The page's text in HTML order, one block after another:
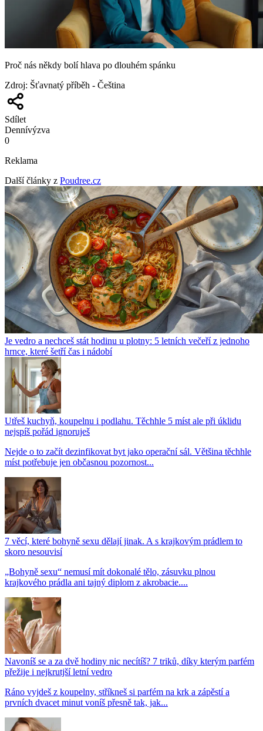
Proč nás někdy bolí hlava po dlouhém spánku
Zdroj: Šťavnatý příběh - Čeština
Sdílet
Dennívýzva
0
Reklama
Další články z Poudree.cz
Je vedro a nechceš stát hodinu u plotny: 5 letních večeří z jednoho
hrnce, které šetří čas i nádobí
Utřeš kuchyň, koupelnu i podlahu. Těchhle 5 míst ale při úklidu
nejspíš pořád ignoruješ
Nejde o to začít dezinfikovat byt jako operační sál. Většina těchhle
míst potřebuje jen občasnou pozornost...
7 věcí, které bohyně sexu dělají jinak. A s krajkovým prádlem to
skoro nesouvisí
„Bohyně sexu“ nemusí mít dokonalé tělo, zásuvku plnou
krajkového prádla ani tajný diplom z akrobacie....
Navoníš se a za dvě hodiny nic necítíš? 7 triků, díky kterým parfém
přežije i nejkrutjší letní vedro
Ráno vyjdeš z koupelny, stříkneš si parfém na krk a zápěstí a
prvních dvacet minut voníš přesně tak, jak...